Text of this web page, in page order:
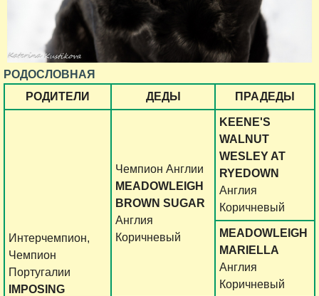
РОДОСЛОВНАЯ
РОДИТЕЛИ
ДЕДЫ ПРАДЕДЫ
Интерчемпион,
Чемпион
Португалии
IMPOSING
Чемпион Англии
MEADOWLEIGH
BROWN SUGAR
Англия
Коричневый
KEENE'S
WALNUT
WESLEY AT
RYEDOWN
Англия
Коричневый
MEADOWLEIGH
MARIELLA
Англия
Коричневый